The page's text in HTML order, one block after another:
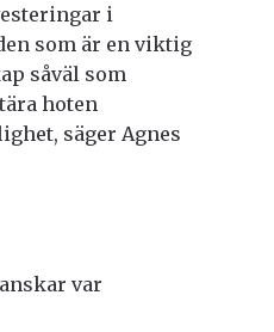
i
som är en viktig
såväl som
hoten
säger Agnes
var